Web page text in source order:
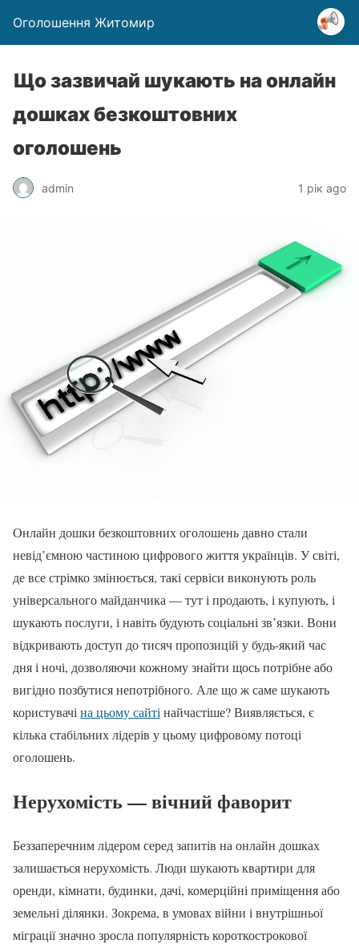
Оголошення Житомир
Що зазвичай шукають на онлайн
дошках безкоштовних
оголошень
admin 1 рік ago
Онлайн дошки безкоштовних оголошень давно стали
невід’ємною частиною цифрового життя українців. У світі,
де все стрімко змінюється, такі сервіси виконують роль
універсального майданчика — тут і продають, і купують, і
шукають послуги, і навіть будують соціальні зв’язки. Вони
відкривають доступ до тисяч пропозицій у будь-який час
дня і ночі, дозволяючи кожному знайти щось потрібне або
вигідно позбутися непотрібного. Але що ж саме шукають
користувачіна цьому сайтінайчастіше? Виявляється, є
кілька стабільних лідерів у цьому цифровому потоці
оголошень.
Нерухомість — вічний фаворит
Беззаперечним лідером серед запитів на онлайн дошках
залишається нерухомість. Люди шукають квартири для
оренди, кімнати, будинки, дачі, комерційні приміщення або
земельні ділянки. Зокрема, в умовах війни і внутрішньої
міграції значно зросла популярність короткострокової